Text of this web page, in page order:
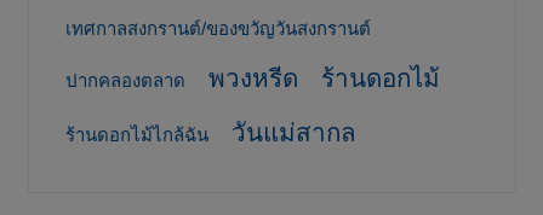
เทศกาลสงกรานต์/ของขวัญวันสงกรานต์
ปากคลองตลาด พวงหรีด ร้านดอกไม้
ร้านดอกไม้ไกล้ฉัน วันแม่สากล